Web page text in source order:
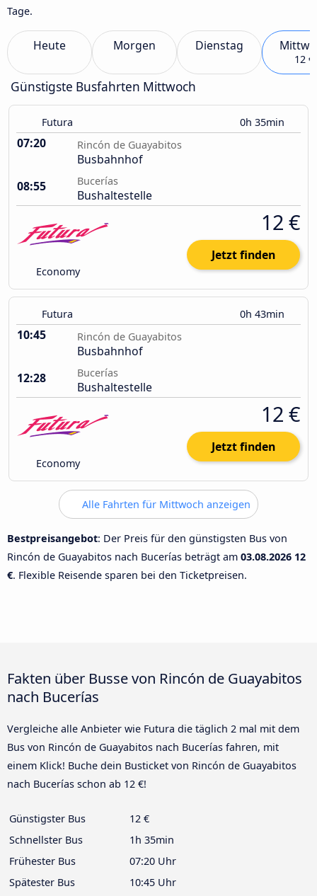
Tage.
Heute Morgen Dienstag
12 €
Günstigste Busfahrten Mittwoch
Futura 0h 35min
07:20 Rincón de Guayabitos
Busbahnhof
08:55
Bucerías
Bushaltestelle
Economy
12 €
Jetzt finden
Futura 0h 43min
10:45 Rincón de Guayabitos
Busbahnhof
12:28
Bucerías
Bushaltestelle
Economy
12 €
Jetzt finden
Alle Fahrten für Mittwoch anzeigen
Bestpreisangebot: Der Preis für den günstigsten Bus von
Rincón de Guayabitos nach Bucerías beträgt am 03.08.2026 12
€. Flexible Reisende sparen bei den Ticketpreisen.
Fakten über Busse von Rincón de Guayabitos
nach Bucerías
Vergleiche alle Anbieter wie Futura die täglich 2 mal mit dem
Bus von Rincón de Guayabitos nach Bucerías fahren, mit
einem Klick! Buche dein Busticket von Rincón de Guayabitos
nach Bucerías schon ab 12 €!
Günstigster Bus
12 €
Schnellster Bus
1h 35min
Frühester Bus
07:20 Uhr
Spätester Bus
10:45 Uhr